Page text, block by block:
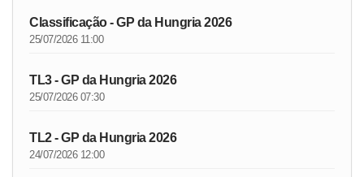
Classificação - GP da Hungria 2026
25/07/2026 11:00
TL3 - GP da Hungria 2026
25/07/2026 07:30
TL2 - GP da Hungria 2026
24/07/2026 12:00